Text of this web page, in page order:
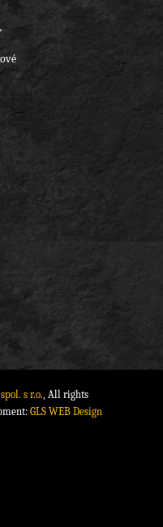
s r.o., All rights
GLS WEB Design